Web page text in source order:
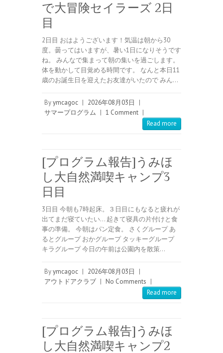
で大冒険セイラーズ 2日
目
2日目 おはようございます！気温は朝から30
度。曇ってはいますが、暑い1日になりそうです
ね。 みんなで集まって朝の集いを過ごします。
体を動かして目覚める時間です。 なんと本日11
歳のお誕生日を迎えたお友達がいたので みん…
Byymcagoc | 2026年08月03日
|
サマープログラム | 1 Comment |
Read more
[プログラム報告]うみほ
し大自然満喫キャンプ3
日目
3日目 今朝も7時起床。３日目にもなると疲れが
出てまだ寝ていたい… 起きて寝具の片付けと食
事の準備。 今朝はパン定食。 さくグループ あ
るとグループ おかグループ タッキーグループ
キラグループ 今日の午前は公園内を散策…
Byymcagoc | 2026年08月03日
|
アウトドアクラブ | No Comments |
Read more
[プログラム報告]うみほ
し大自然満喫キャンプ2